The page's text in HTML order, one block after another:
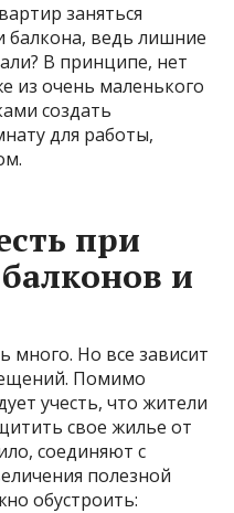
заняться
балкона, ведь лишние
В принципе, нет
из очень маленького
создать
для работы,
при
и
много. Но все зависит
Помимо
учесть, что жители
свое жилье от
соединяют с
полезной
обустроить: